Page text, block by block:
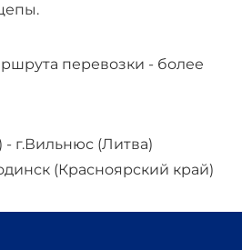
перевозки - более
г.Вильнюс (Литва)
(Красноярский край)